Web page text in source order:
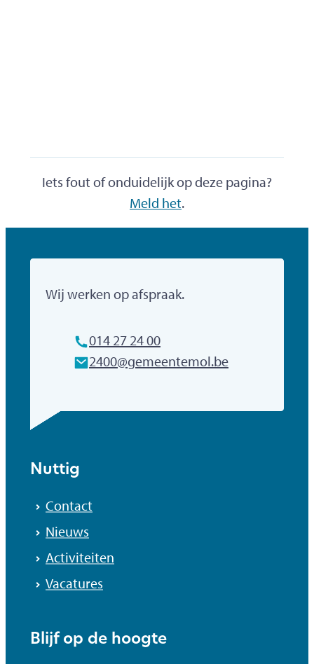
Iets fout of onduidelijk op deze pagina?
Meld het.
Gemeente Mol
Wij werken op afspraak.
014 27 24 00
E-mailadres
2400@gemeentemol.be
Nuttig
Contact
Nieuws
Activiteiten
Vacatures
Blijf op de hoogte